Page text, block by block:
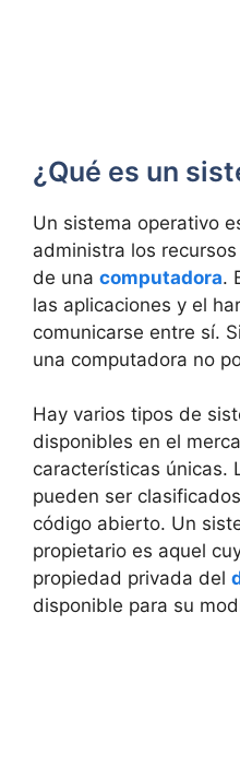
¿Qué es un
Un sistema operativo
administra los
de una computadora.
las aplicaciones y el
comunicarse entre sí.
una computadora no
Hay varios tipos de
disponibles en el
características únicas.
pueden ser
código abierto. Un
propietario es aquel
propiedad privada del
disponible para su